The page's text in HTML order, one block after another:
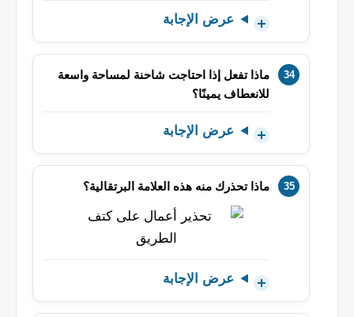
عرض الإجابة
ماذا تفعل إذا احتاجت شاحنة لمساحة واسعة
للانعطاف يمينًا؟
عرض الإجابة
ماذا تحذرك منه هذه العلامة البرتقالية؟
عرض الإجابة